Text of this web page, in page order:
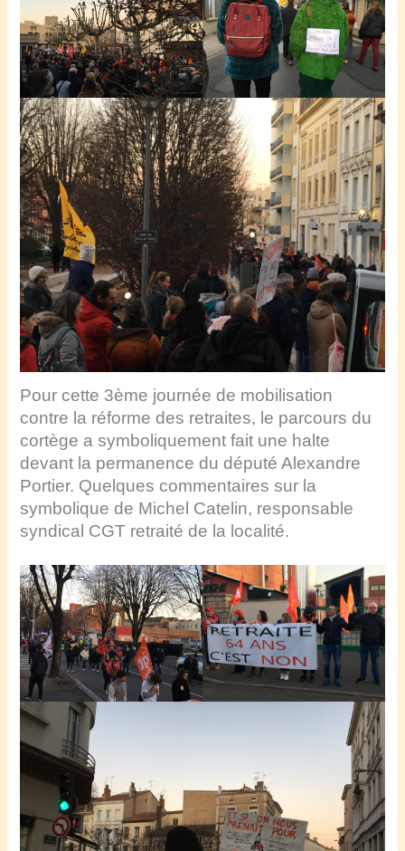
Pour cette 3ème journée de mobilisation
contre la réforme des retraites, le parcours du
cortège a symboliquement fait une halte
devant la permanence du député Alexandre
Portier. Quelques commentaires sur la
symbolique de Michel Catelin, responsable
syndical CGT retraité de la localité.